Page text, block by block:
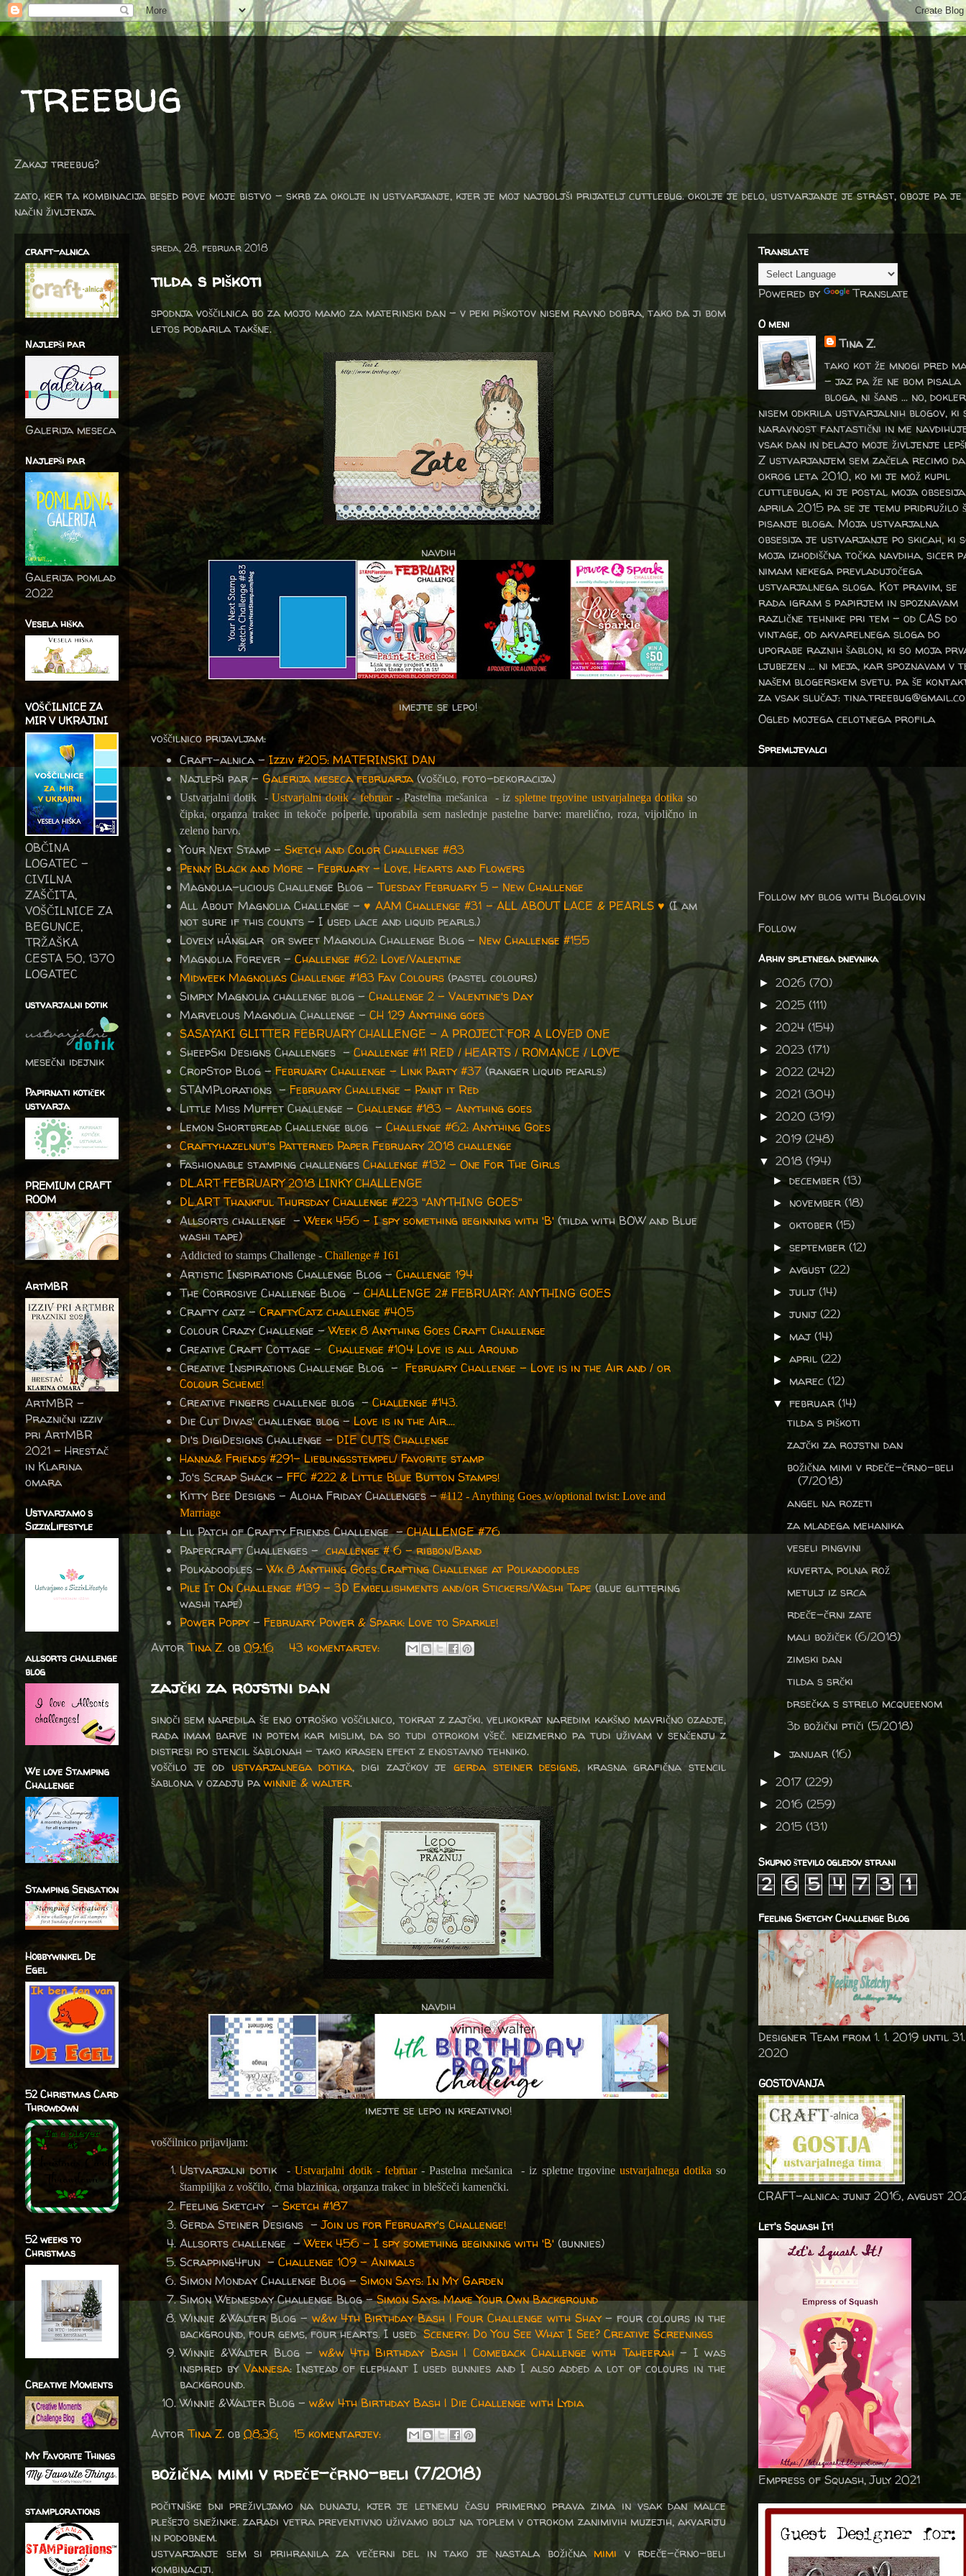
treebug
Zakaj treebug?
zato, ker ta kombinacija besed pove moje bistvo - skrb za okolje in ustvarjanje, kjer je moj najboljši prijatelj cuttlebug. okolje je delo, ustvarjanje je strast, oboje pa je
način življenja.
sreda, 28. februar 2018
tilda s piškoti
spodnja voščilnica bo za mojo mamo za materinski dan - v peki piškotov nisem ravno dobra, tako da ji bom
letos podarila takšne.
navdih
imejte se lepo!
voščilnico prijavljam:
Craft-alnica - Izziv #205: MATERINSKI DAN
Najlepši par - Galerija meseca februarja (voščilo, foto-dekoracija)
Ustvarjalni dotik -Ustvarjalni dotik - februar- Pastelna mešanica - iz spletne trgovine ustvarjalnega dotika so
čipka, organza trakec in tekoče polperle. uporabila sem naslednje pastelne barve: marelično, roza, vijolično in
zeleno barvo.
Your Next Stamp - Sketch and Color Challenge #83
Penny Black and More - February - Love, Hearts and Flowers
Magnolia-licious Challenge Blog -Tuesday February 5 - New Challenge
All About Magnolia Challenge -♥ AAM Challenge #31 - ALL ABOUT LACE & PEARLS ♥ (I am
not sure if this counts - I used lace and liquid pearls.)
Lovely hÄnglar or sweet Magnolia Challenge Blog - New Challenge #155
Magnolia Forever - Challenge #62: Love/Valentine
Midweek Magnolias Challenge #183 Fav Colours (pastel colours)
Simply Magnolia challenge blog - Challenge 2 - Valentine's Day
Marvelous Magnolia Challenge - CH 129 Anything goes
SASAYAKI GLITTER FEBRUARY CHALLENGE - A PROJECT FOR A LOVED ONE
SheepSki Designs Challenges -Challenge #11 RED / HEARTS / ROMANCE / LOVE
CropStop Blog - February Challenge – Link Party #37 (ranger liquid pearls)
STAMPlorations - February Challenge - Paint it Red
Little Miss Muffet Challenge - Challenge #183 - Anything goes
Lemon Shortbread Challenge blog - Challenge #62: Anything Goes
Craftyhazelnut's Patterned Paper February 2018 challenge
Fashionable stamping challenges Challenge #132 – One For The Girls
DL.ART FEBRUARY 2018 LINKY CHALLENGE
DL.ART Thankful Thursday Challenge #223 "ANYTHING GOES"
Allsorts challenge -Week 456 - I spy something beginning with 'B' (tilda with BOW and Blue
washi tape)
Addicted to stamps Challenge - Challenge # 161
Artistic Inspirations Challenge Blog -Challenge 194
The Corrosive Challenge Blog -CHALLENGE 2# FEBRUARY: ANYTHING GOES
Crafty catz -CraftyCatz challenge #405
Colour Crazy Challenge -Week 8 Anything Goes Craft Challenge
Creative Craft Cottage - Challenge #104 Love is all Around
Creative Inspirations Challenge Blog - February Challenge - Love is in the Air and / or
Colour Scheme!
Creative fingers challenge blog -Challenge #143.
Die Cut Divas' challenge blog - Love is in the Air....
Di's DigiDesigns Challenge -DIE CUTS Challenge
Hanna& Friends #291- Lieblingsstempel/ Favorite stamp
Jo's Scrap Shack -FFC #222 & Little Blue Button Stamps!
Kitty Bee Designs - Aloha Friday Challenges -#112 - Anything Goes w/optional twist: Love and
Marriage
Lil Patch of Crafty Friends Challenge -CHALLENGE #76
Papercraft Challenges -challenge # 6 - ribbon/Band
Polkadoodles -Wk 8 Anything Goes Crafting Challenge at Polkadoodles
Pile It On Challenge #139 - 3D Embellishments and/or Stickers/Washi Tape (blue glittering
washi tape)
Power Poppy- February Power & Spark: Love to Sparkle!
AvtorTina Z. ob 09:16 43 komentarjev:
zajčki za rojstni dan
sinoči sem naredila še eno otroško voščilnico, tokrat z zajčki. velikokrat naredim kakšno mavrično ozadje,
rada imam barve in potem kar mislim, da so tudi otrokom všeč. neizmerno pa tudi uživam v senčenju z
distresi po stencil šablonah - tako krasen efekt z enostavno tehniko.
voščilo je od ustvarjalnega dotika, digi zajčkov je gerda steiner designs, krasna grafična stencil
šablona v ozadju pa winnie & walter.
navdih
imejte se lepo in kreativno!
voščilnico prijavljam:
Ustvarjalni dotik-Ustvarjalni dotik - februar- Pastelna mešanica - iz spletne trgovine ustvarjalnega dotika so
štampiljka z voščilo, črna blazinica, organza trakec in bleščeči kamenčki.
Feeling Sketchy -Sketch #187
Gerda Steiner Designs -Join us for February's Challenge!
Allsorts challenge -Week 456 - I spy something beginning with 'B' (bunnies)
Scrapping4fun - Challenge 109 - Animals
Simon Monday Challenge Blog -Simon Says: In My Garden
Simon Wednesday Challenge Blog -Simon Says: Make Your Own Background
Winnie &Walter Blog - w&w 4th Birthday Bash | Four Challenge with Shay- four colours in the
background, four gems, four hearts. I usedScenery: Do You See What I See? Creative Screenings
Winnie &Walter Blog - w&w 4th Birthday Bash | Comeback Challenge with Taheerah- I was
inspired byVannesa: Instead of elephant I used bunnies and I also added a lot of colours in the
background.
Winnie &Walter Blog – w&w 4th Birthday Bash | Die Challenge with Lydia
AvtorTina Z. ob 08:36 15 komentarjev:
božična mimi v rdeče-črno-beli (7/2018)
počitniške dni preživljamo na dunaju, kjer je letnemu času primerno prava zima in vsak dan malce
plešejo snežinke. zaradi vetra preventivno uživamo bolj na toplem v otrokom zanimivih muzejih, akvariju
in podobnem.
ustvarjanje sem si prihranila za večerni del in tako je nastala božična mimi v rdeče-črno-beli
kombinaciji.
craft-alnica
Najlepši par
Galerija meseca
Najlepši par
Galerija pomlad
2022
Vesela hiška
VOŠČILNICE ZA
MIR V UKRAJINI
OBČINA
LOGATEC -
CIVILNA
ZAŠČITA,
VOŠČILNICE ZA
BEGUNCE,
TRŽAŠKA
CESTA 50, 1370
LOGATEC
ustvarjalni dotik
mesečni idejnik
Papirnati kotiček
ustvarja
PREMIUM CRAFT
ROOM
ArtMBR
ArtMBR -
Praznični izziv
pri ArtMBR
2021 – Hrestač
in Klarina
omara
Ustvarjamo s
SizzixLifestyle
allsorts challenge
blog
We love Stamping
Challenge
Stamping Sensation
Hobbywinkel De
Egel
52 Christmas Card
Throwdown
52 weeks to
Christmas
Creative Moments
My Favorite Things
stamplorations
Translate
Powered by Translate
O meni
Tina Z.
tako kot že mnogi pred
- jaz pa že ne bom pisala
bloga, ni šans ... no, dokler
nisem odkrila ustvarjalnih blogov, ki
naravnost fantastični in me
vsak dan in delajo moje življenje
Z ustvarjanjem sem začela recimo da
okrog leta 2010, ko mi je mož kupil
cuttlebuga, ki je postal moja
aprila 2015 pa se je temu pridružilo
pisanje bloga. Moja ustvarjalna
obsesija je ustvarjanje po skicah, ki
moja izhodiščna točka navdiha, sicer
nimam nekega prevladujočega
ustvarjalnega sloga. Kot pravim, se
rada igram s papirjem in spoznavam
različne tehnike pri tem – od CAS do
vintage, od akvarelnega sloga do
uporabe raznih šablon, ki so moja
ljubezen … ni meja, kar spoznavam v
našem blogerskem svetu. pa še
za vsak slučaj:
Ogled mojega celotnega profila
Spremljevalci
Follow my blog with Bloglovin
Follow
Arhiv spletnega dnevnika
► 2026 (70)
► 2025 (111)
► 2024 (154)
► 2023 (171)
► 2022 (242)
► 2021 (304)
► 2020 (319)
► 2019 (248)
▼ 2018 (194)
►december(13)
► november(18)
►oktober(15)
►september(12)
►avgust(22)
►julij(14)
►junij(22)
► maj(14)
►april(22)
► marec(12)
▼februar(14)
tilda s piškoti
zajčki za rojstni dan
božična mimi v rdeče-črno-beli
(7/2018)
angel na rozeti
za mladega mehanika
veseli pingvini
kuverta, polna rož
metulj iz srca
rdeče-črni zate
mali božiček (6/2018)
zimski dan
tilda s srčki
drsečka s strelo mcqueenom
3d božični ptiči (5/2018)
►januar(16)
► 2017 (229)
► 2016 (259)
► 2015 (131)
Skupno število ogledov strani
2 6 5 4 7 3 1
Feeling Sketchy Challenge Blog
Designer Team from 1. 1. 2019 until
2020
GOSTOVANJA
CRAFT-alnica: junij 2016, avgust
Let's Squash It!
Empress of Squash, July 2021